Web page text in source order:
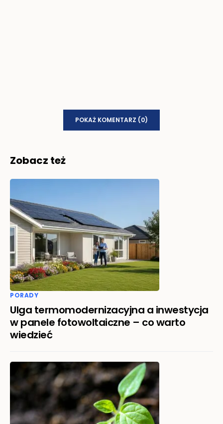
POKAŻ KOMENTARZ (0)
Zobacz też
PORADY
Ulga termomodernizacyjna a inwestycja
w panele fotowoltaiczne – co warto
wiedzieć